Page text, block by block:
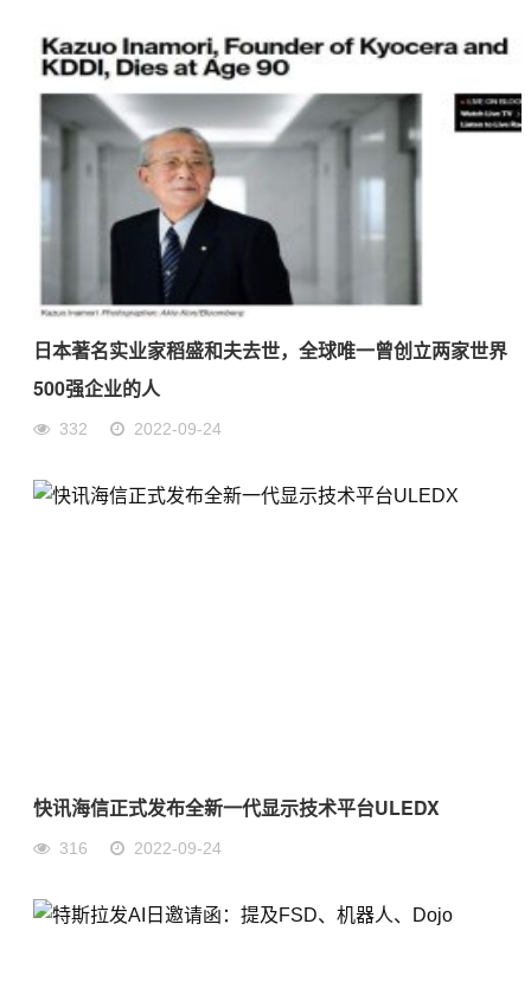
日本著名实业家稻盛和夫去世，全球唯一曾创立两家世界
500强企业的人
332 2022-09-24
快讯海信正式发布全新一代显示技术平台ULEDX
316 2022-09-24